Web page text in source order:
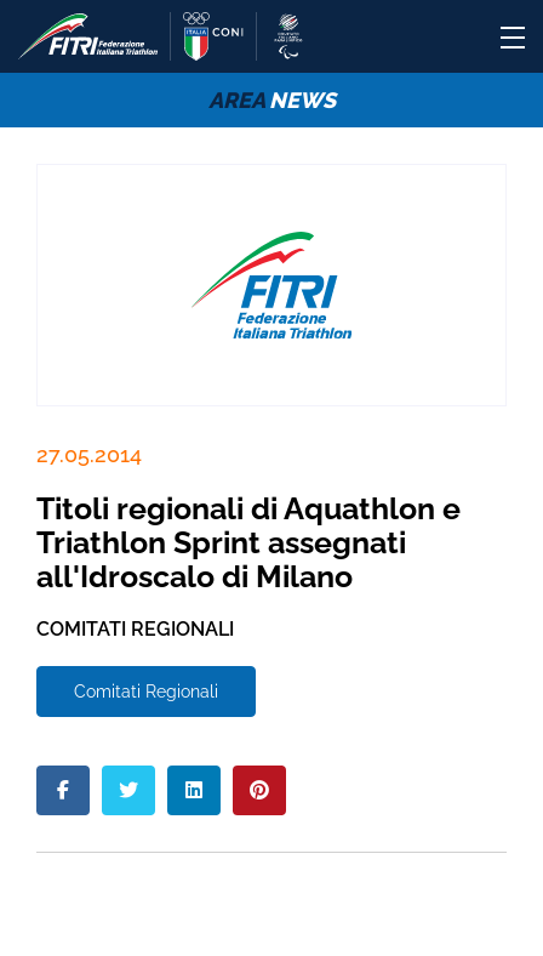
AREANEWS
27.05.2014
Titoli regionali di Aquathlon e
Triathlon Sprint assegnati
all'Idroscalo di Milano
COMITATI REGIONALI
Comitati Regionali